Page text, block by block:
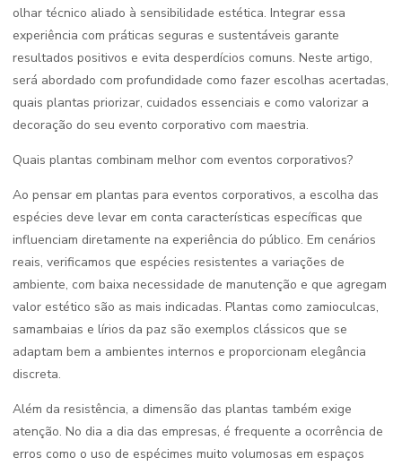
olhar técnico aliado à sensibilidade estética. Integrar essa
experiência com práticas seguras e sustentáveis garante
resultados positivos e evita desperdícios comuns. Neste artigo,
será abordado com profundidade como fazer escolhas acertadas,
quais plantas priorizar, cuidados essenciais e como valorizar a
decoração do seu evento corporativo com maestria.
Quais plantas combinam melhor com eventos corporativos?
Ao pensar em plantas para eventos corporativos, a escolha das
espécies deve levar em conta características específicas que
influenciam diretamente na experiência do público. Em cenários
reais, verificamos que espécies resistentes a variações de
ambiente, com baixa necessidade de manutenção e que agregam
valor estético são as mais indicadas. Plantas como zamioculcas,
samambaias e lírios da paz são exemplos clássicos que se
adaptam bem a ambientes internos e proporcionam elegância
discreta.
Além da resistência, a dimensão das plantas também exige
atenção. No dia a dia das empresas, é frequente a ocorrência de
erros como o uso de espécimes muito volumosas em espaços